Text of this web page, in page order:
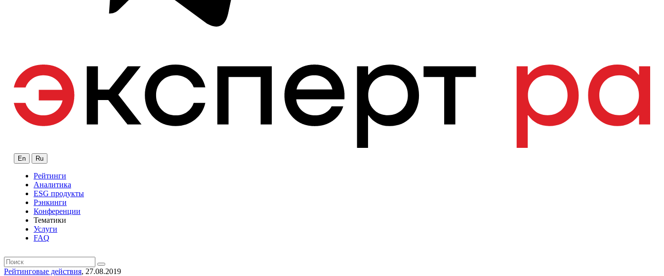
En Ru
Рейтинги
Аналитика
ESG продукты
Рэнкинги
Конференции
Тематики
Услуги
FAQ
Рейтинговые действия, 27.08.2019